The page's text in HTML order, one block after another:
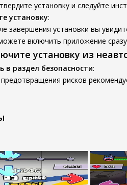
установку и следуйте
установку:
завершения установки вы
включить приложение
установку из
в раздел безопасности:
рисков